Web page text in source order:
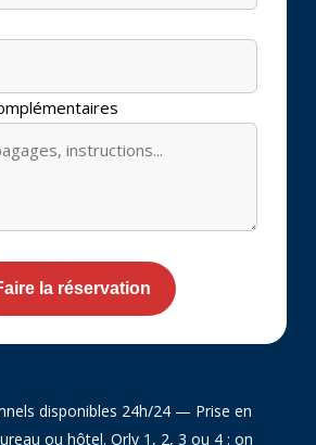
disponibles 24h/24 — Prise en
ou hôtel. Orly 1, 2, 3 ou 4 : on